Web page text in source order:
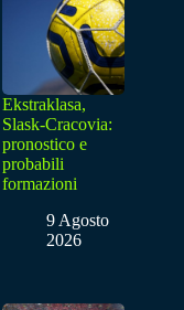
Ekstraklasa,
Slask-Cracovia:
pronostico e
probabili
formazioni
9 Agosto
2026